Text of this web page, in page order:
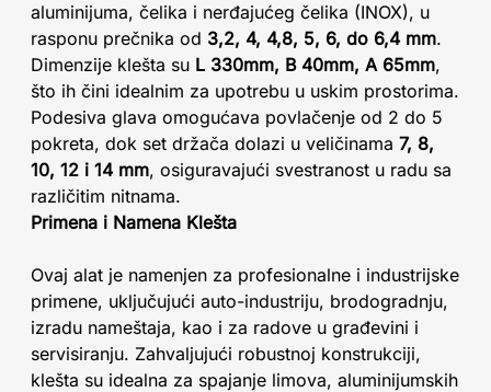
aluminijuma, čelika i nerđajućeg čelika (INOX), u
rasponu prečnika od 3,2, 4, 4,8, 5, 6, do 6,4 mm.
Dimenzije klešta su L 330mm, B 40mm, A 65mm,
što ih čini idealnim za upotrebu u uskim prostorima.
Podesiva glava omogućava povlačenje od 2 do 5
pokreta, dok set držača dolazi u veličinama 7, 8,
10, 12 i 14 mm, osiguravajući svestranost u radu sa
različitim nitnama.
Primena i Namena Klešta
Ovaj alat je namenjen za profesionalne i industrijske
primene, uključujući auto-industriju, brodogradnju,
izradu nameštaja, kao i za radove u građevini i
servisiranju. Zahvaljujući robustnoj konstrukciji,
klešta su idealna za spajanje limova, aluminijumskih